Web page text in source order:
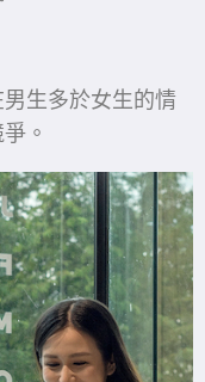
生多於女生的情
。